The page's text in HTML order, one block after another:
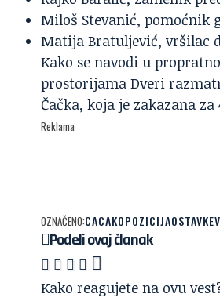
Miloš Stevanić, pomoćnik
Matija Bratuljević, vršilac
Kako se navodi u
prostorijama Dveri
Čačka, koja je zakazana za
Reklama
OZNAČENO:CACAKOPOZICIJAOSTAVKE
Podeli ovaj članak
Kako reagujete na ovu